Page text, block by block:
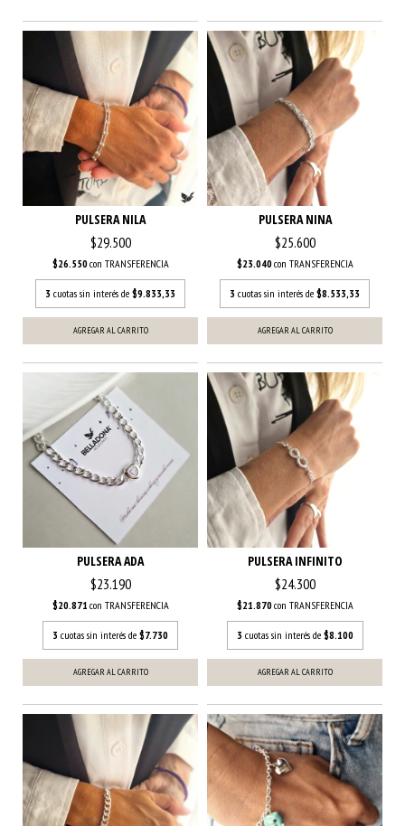
PULSERA NILA
$29.500
$26.550con TRANSFERENCIA
3 cuotas sin interés de $9.833,33
PULSERA NINA
$25.600
$23.040con TRANSFERENCIA
3 cuotas sin interés de $8.533,33
PULSERA ADA
$23.190
$20.871 con TRANSFERENCIA
3 cuotas sin interés de $7.730
PULSERA INFINITO
$24.300
$21.870con TRANSFERENCIA
3 cuotas sin interés de $8.100